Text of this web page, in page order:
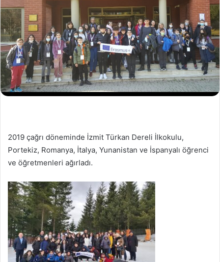
2019 çağrı döneminde İzmit Türkan Dereli İlkokulu,
Portekiz, Romanya, İtalya, Yunanistan ve İspanyalı öğrenci
ve öğretmenleri ağırladı.